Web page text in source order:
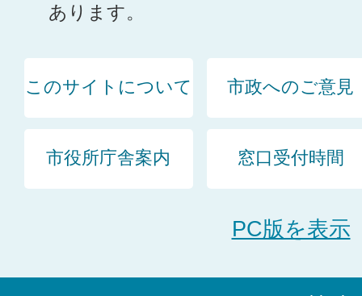
あります。
このサイトについて 市政へのご意見
市役所庁舎案内 窓口受付時間
PC版を表示